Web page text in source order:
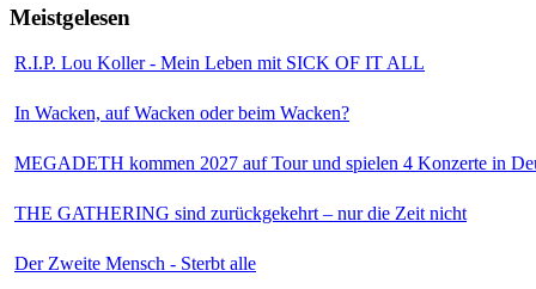
Meistgelesen
R.I.P. Lou Koller - Mein Leben mit SICK OF IT ALL
In Wacken, auf Wacken oder beim Wacken?
MEGADETH kommen 2027 auf Tour und spielen 4 Konzerte in
THE GATHERING sind zurückgekehrt – nur die Zeit nicht
Der Zweite Mensch - Sterbt alle